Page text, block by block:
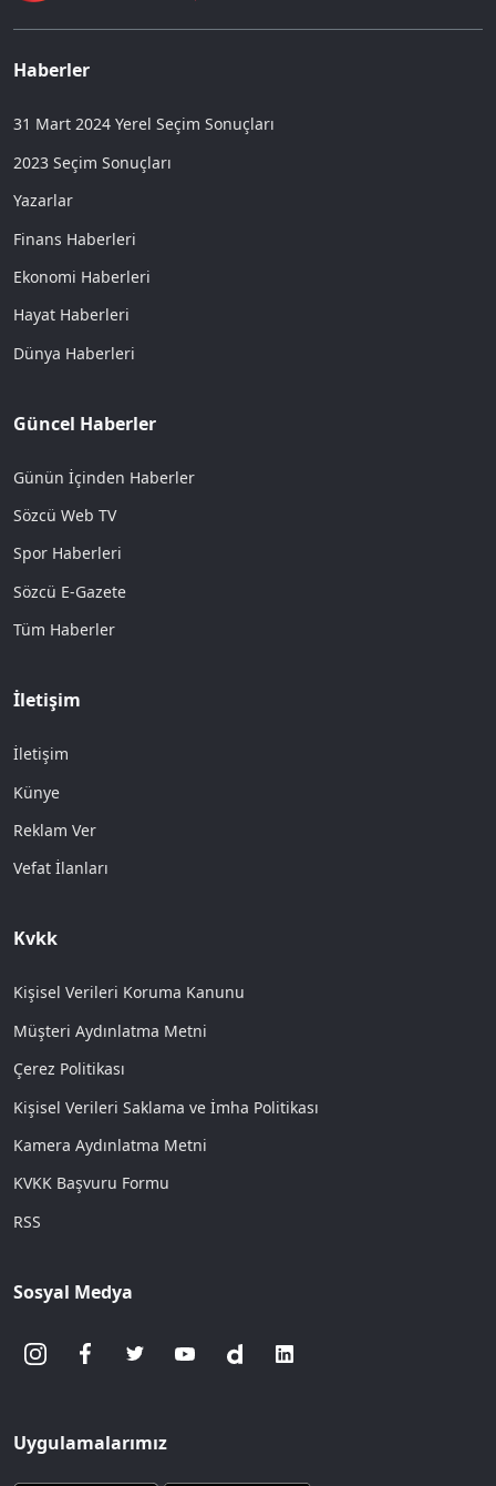
Haberler
31 Mart 2024 Yerel Seçim Sonuçları
2023 Seçim Sonuçları
Yazarlar
Finans Haberleri
Ekonomi Haberleri
Hayat Haberleri
Dünya Haberleri
Güncel Haberler
Günün İçinden Haberler
Sözcü Web TV
Spor Haberleri
Sözcü E-Gazete
Tüm Haberler
İletişim
İletişim
Künye
Reklam Ver
Vefat İlanları
Kvkk
Kişisel Verileri Koruma Kanunu
Müşteri Aydınlatma Metni
Çerez Politikası
Kişisel Verileri Saklama ve İmha Politikası
Kamera Aydınlatma Metni
KVKK Başvuru Formu
RSS
Sosyal Medya
Uygulamalarımız